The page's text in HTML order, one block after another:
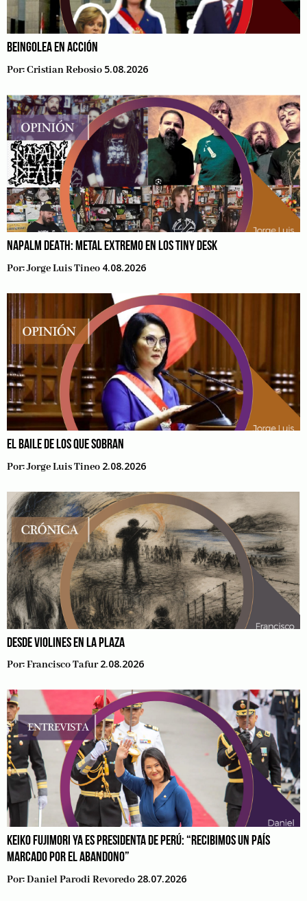
BEINGOLEA EN ACCIÓN
Por:Cristian Rebosio 5.08.2026
NAPALM DEATH: METAL EXTREMO EN LOS TINY DESK
Por:Jorge Luis Tineo 4.08.2026
EL BAILE DE LOS QUE SOBRAN
Por:Jorge Luis Tineo 2.08.2026
DESDE VIOLINES EN LA PLAZA
Por:Francisco Tafur 2.08.2026
KEIKO FUJIMORI YA ES PRESIDENTA DE PERÚ: “RECIBIMOS UN PAÍS
MARCADO POR EL ABANDONO”
Por:Daniel Parodi Revoredo 28.07.2026